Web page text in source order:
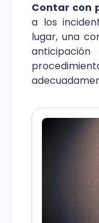
Contar con
a los
lugar, una